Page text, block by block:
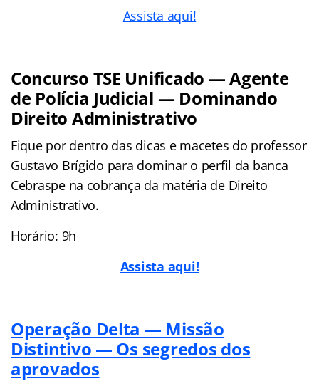
Assista aqui!
Concurso TSE Unificado — Agente
de Polícia Judicial — Dominando
Direito Administrativo
Fique por dentro das dicas e macetes do professor
Gustavo Brígido para dominar o perfil da banca
Cebraspe na cobrança da matéria de Direito
Administrativo.
Horário: 9h
Assista aqui!
Operação Delta — Missão
Distintivo — Os segredos dos
aprovados